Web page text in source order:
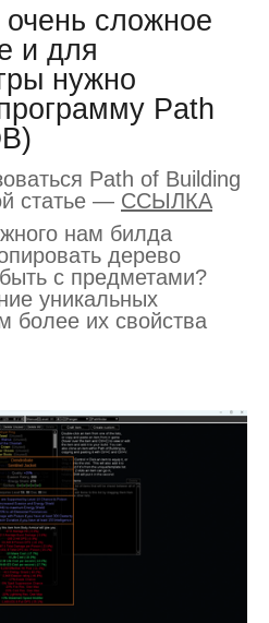
сложное
и для
нужно
Path
Path of Building
статье — ССЫЛКА
нам билда
дерево
с предметами?
уникальных
более их свойства